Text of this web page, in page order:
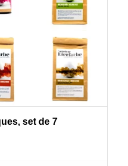
set de 7